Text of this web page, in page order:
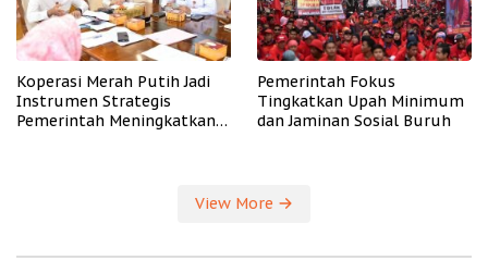
Koperasi Merah Putih Jadi
Instrumen Strategis
Pemerintah Meningkatkan
Pemerintah Fokus
Tingkatkan Upah Minimum
dan Jaminan Sosial Buruh
View More